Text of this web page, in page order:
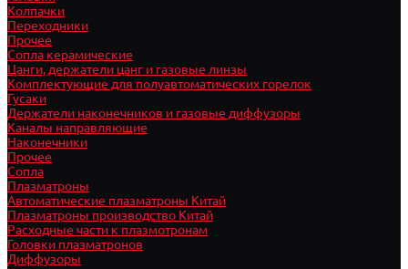
Колпачки
Переходники
Прочее
Сопла керамические
Цанги, держатели цанг и газовые линзы
Комплектующие для полуавтоматических горелок
Гусаки
Держатели наконечников и газовые диффузоры
Каналы направляющие
Наконечники
Прочее
Сопла
Плазматроны
Автоматические плазматроны Китай
Плазматроны производство Китай
Расходные части к плазмотронам
Головки плазматронов
Диффузоры